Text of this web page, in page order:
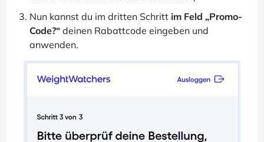
Nun kannst du im dritten Schritt im Feld „Promo-
Code?“ deinen Rabattcode eingeben und
anwenden.